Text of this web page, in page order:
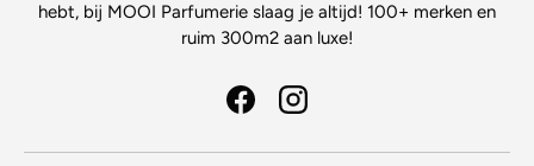
hebt, bij MOOI Parfumerie slaag je altijd! 100+ merken en
ruim 300m2 aan luxe!
FacebookInstagram